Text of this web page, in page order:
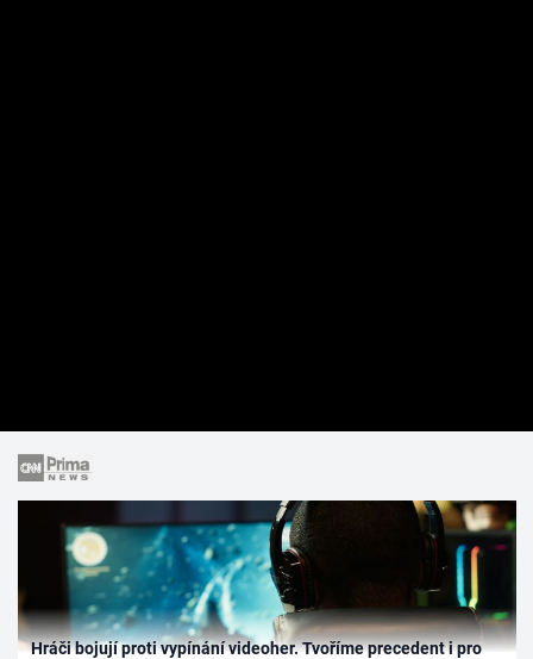
Hráči bojují proti vypínání videoher. Tvoříme precedent i pro